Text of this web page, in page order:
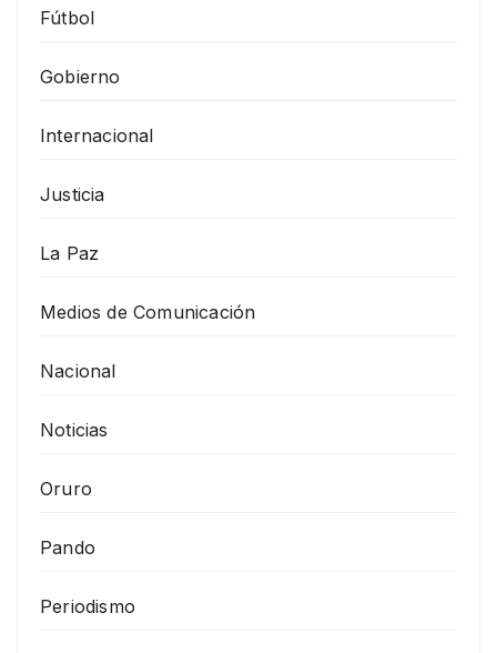
Fútbol
Gobierno
Internacional
Justicia
La Paz
Medios de Comunicación
Nacional
Noticias
Oruro
Pando
Periodismo